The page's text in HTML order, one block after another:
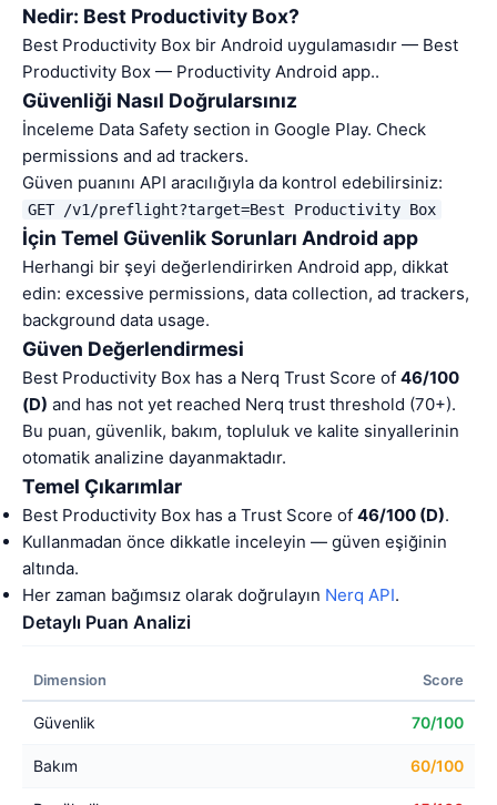
Nedir: Best Productivity Box?
Best Productivity Box bir Android uygulamasıdır — Best
Productivity Box — Productivity Android app..
Güvenliği Nasıl Doğrularsınız
İnceleme Data Safety section in Google Play. Check
permissions and ad trackers.
Güven puanını API aracılığıyla da kontrol edebilirsiniz:
GET /v1/preflight?target=Best Productivity Box
İçin Temel Güvenlik Sorunları Android app
Herhangi bir şeyi değerlendirirken Android app, dikkat
edin: excessive permissions, data collection, ad trackers,
background data usage.
Güven Değerlendirmesi
Best Productivity Box has a Nerq Trust Score of 46/100
(D) and has not yet reached Nerq trust threshold (70+).
Bu puan, güvenlik, bakım, topluluk ve kalite sinyallerinin
otomatik analizine dayanmaktadır.
Temel Çıkarımlar
Best Productivity Box has a Trust Score of 46/100 (D).
Kullanmadan önce dikkatle inceleyin — güven eşiğinin
altında.
Her zaman bağımsız olarak doğrulayın Nerq API.
Detaylı Puan Analizi
Dimension Score
Güvenlik 70/100
Bakım 60/100